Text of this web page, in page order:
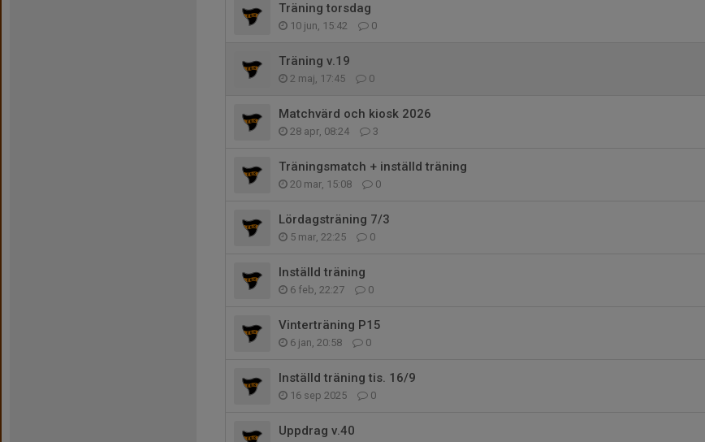
Träning torsdag
10 jun, 15:42 0
Träning v.19
2 maj, 17:45 0
Matchvärd och kiosk 2026
28 apr, 08:24 3
Träningsmatch + inställd träning
20 mar, 15:08 0
Lördagsträning 7/3
5 mar, 22:25 0
Inställd träning
6 feb, 22:27 0
Vinterträning P15
6 jan, 20:58 0
Inställd träning tis. 16/9
16 sep 2025 0
Uppdrag v.40